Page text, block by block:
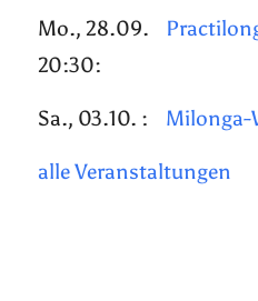
Mo., 28.09.
20:30:
Sa., 03.10. : Milonga-
alle Veranstaltungen